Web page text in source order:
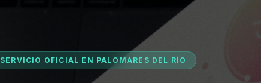
SERVICIO OFICIAL EN PALOMARES DEL RÍO